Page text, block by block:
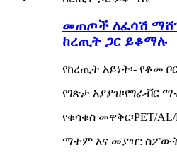
መጠጦች ለፈሳሽ
ከረጢት ጋር ይቆማሉ
የከረጢት አይነት፡- የቆመ
የገጽታ አያያዝ፡የግራቭር
የቁሳቁስ መዋቅር፡PET/AL/
ማተም እና መያዣ: